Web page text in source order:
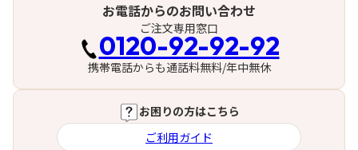
お電話からのお問い合わせ
ご注文専用窓口
0120-92-92-92
携帯電話からも通話料無料/年中無休
お困りの方はこちら
ご利用ガイド